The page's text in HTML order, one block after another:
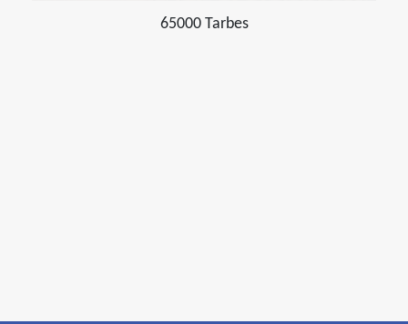
65000 Tarbes